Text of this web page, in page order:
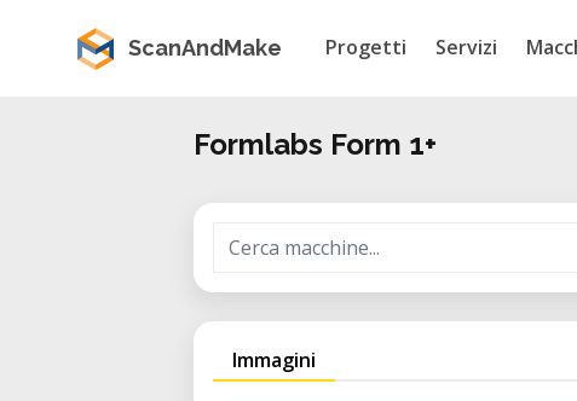
ScanAndMake Progetti Servizi
Formlabs Form 1+
Immagini